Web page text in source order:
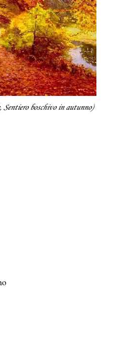
boschivo in autunno)